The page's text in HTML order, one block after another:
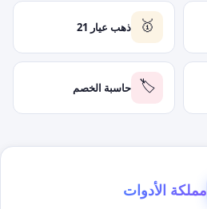
🥇 ذهب عيار 21
🏷️ حاسبة الخصم
مملكة الأدوات